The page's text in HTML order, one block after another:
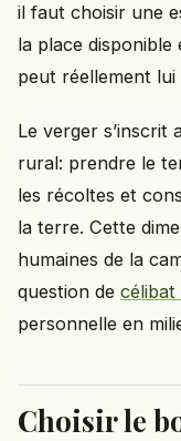
il faut choisir une
la place disponible
peut réellement lui
Le verger s’inscrit
rural: prendre le
les récoltes et
la terre. Cette
humaines de la
question de célibat
personnelle en
Choisir le